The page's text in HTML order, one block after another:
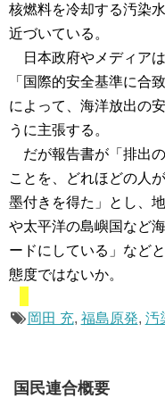
核燃料を冷却する汚染
近づいている。
日本政府やメディア
「国際的安全基準に合
によって、海洋放出の
うに主張する。
だが報告書が「排出の
ことを、どれほどの人
墨付きを得た」とし、
や太平洋の島嶼国など
ードにしている」など
態度ではないか。
岡田 充, 福島原発, 汚
国民連合概要